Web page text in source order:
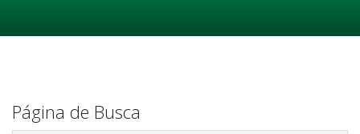
Página de Busca